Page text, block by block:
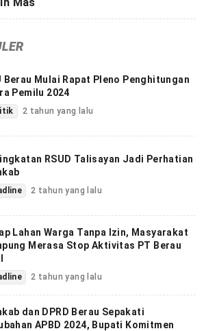
Berau Mulai Rapat Pleno Penghitungan
Pemilu 2024
2 tahun yang lalu
RSUD Talisayan Jadi Perhatian
2 tahun yang lalu
Lahan Warga Tanpa Izin, Masyarakat
Merasa Stop Aktivitas PT Berau
2 tahun yang lalu
dan DPRD Berau Sepakati
APBD 2024, Bupati Komitmen